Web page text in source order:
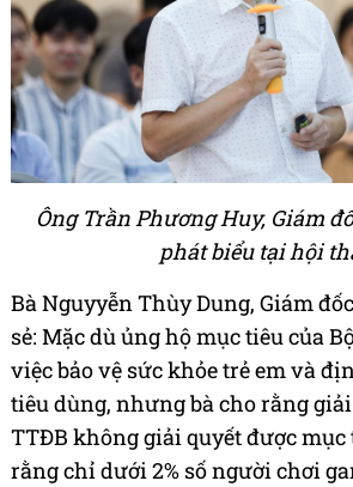
Ông Trần Phương Huy, Giám
phát biểu tại hội
Bà Nguyyễn Thùy Dung, Giám
sẻ: Mặc dù ủng hộ mục tiêu của
việc bảo vệ sức khỏe trẻ em và
tiêu dùng, nhưng bà cho rằng
TTĐB không giải quyết được mục
rằng chỉ dưới 2% số người chơi